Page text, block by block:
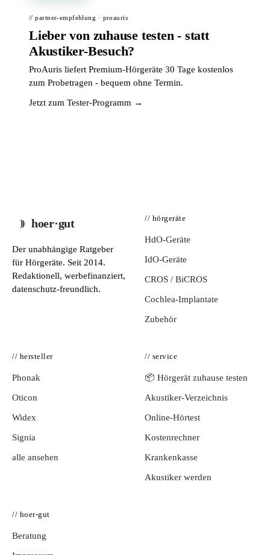
// partner-empfehlung · proauris
Lieber von zuhause testen - statt
Akustiker-Besuch?
ProAuris liefert Premium-Hörgeräte 30 Tage kostenlos
zum Probetragen - bequem ohne Termin.
Jetzt zum Tester-Programm →
hoer·gut
Der unabhängige Ratgeber
für Hörgeräte. Seit 2014.
Redaktionell, werbefinanziert,
datenschutz-freundlich.
// hörgeräte
HdO-Geräte
IdO-Geräte
CROS / BiCROS
Cochlea-Implantate
Zubehör
// hersteller
Phonak
Oticon
Widex
Signia
alle ansehen
// service
📦 Hörgerät zuhause testen
Akustiker-Verzeichnis
Online-Hörtest
Kostenrechner
Krankenkasse
Akustiker werden
// hoer-gut
Beratung